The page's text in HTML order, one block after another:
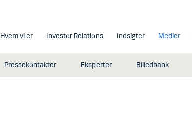
Hvem vi er Investor Relations Indsigter Medier
Pressekontakter Eksperter Billedbank